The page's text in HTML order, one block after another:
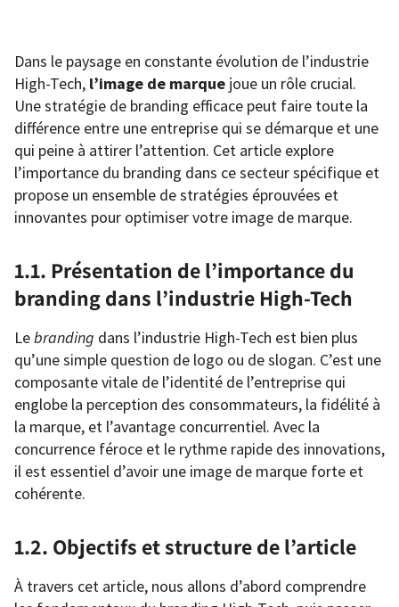
Dans le paysage en constante évolution de l’industrie
High-Tech, l’image de marque joue un rôle crucial.
Une stratégie de branding efficace peut faire toute la
différence entre une entreprise qui se démarque et une
qui peine à attirer l’attention. Cet article explore
l’importance du branding dans ce secteur spécifique et
propose un ensemble de stratégies éprouvées et
innovantes pour optimiser votre image de marque.
1.1. Présentation de l’importance du
branding dans l’industrie High-Tech
Lebranding dans l’industrie High-Tech est bien plus
qu’une simple question de logo ou de slogan. C’est une
composante vitale de l’identité de l’entreprise qui
englobe la perception des consommateurs, la fidélité à
la marque, et l’avantage concurrentiel. Avec la
concurrence féroce et le rythme rapide des innovations,
il est essentiel d’avoir une image de marque forte et
cohérente.
1.2. Objectifs et structure de l’article
À travers cet article, nous allons d’abord comprendre